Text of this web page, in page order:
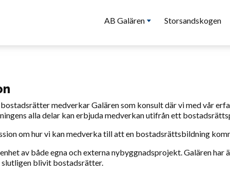
AB Galären Storsandskogen
medverkar Galären som konsult där vi med vår
alla delar kan erbjuda medverkan utifrån ett
om hur vi kan medverka till att en bostadsrättsbildning
av både egna och externa nybyggnadsprojekt. Galären har
blivit bostadsrätter.